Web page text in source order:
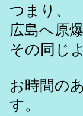
つまり、
広島へ原
その同じ
お時間の
す。